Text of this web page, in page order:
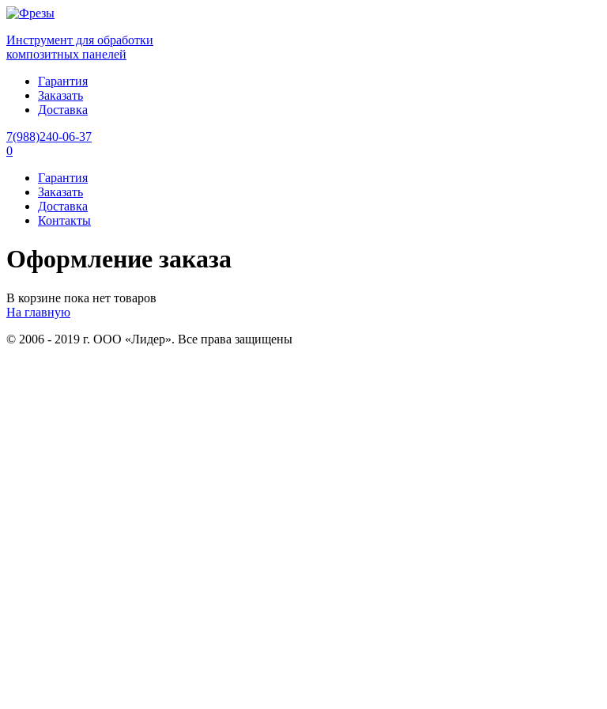
Инструмент для обработки
композитных панелей
Гарантия
Заказать
Доставка
7(988)240-06-37
0
Гарантия
Заказать
Доставка
Контакты
Оформление заказа
В корзине пока нет товаров
На главную
© 2006 - 2019 г. ООО «Лидер». Все права защищены